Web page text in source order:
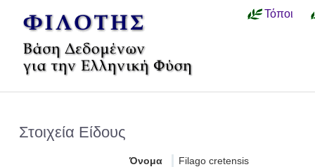
Τόποι
Στοιχεία Είδους
Όνομα
Filago cretensis